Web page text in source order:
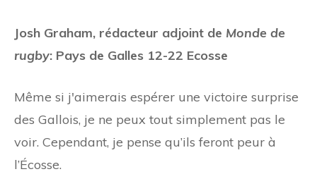
Josh Graham, rédacteur adjoint de Monde de
rugby: Pays de Galles 12-22 Ecosse
Même si j'aimerais espérer une victoire surprise
des Gallois, je ne peux tout simplement pas le
voir. Cependant, je pense qu’ils feront peur à
l’Écosse.